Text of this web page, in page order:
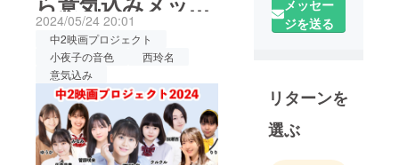
る木根尚登（TM
NETWORK）が音楽・主演
を務める舞台に出演したこ
とをきっかけに役者・歌手
活動をスタート。TVやCM
への出演、ダンス、振り付
セージが届きまし
た！
2024/05/24 20:01
中2映画プロジェクト
小夜子の音色
西玲名
意気込み
求するパ
フォーマー
メッセー
ジを送る
リターンを
選ぶ